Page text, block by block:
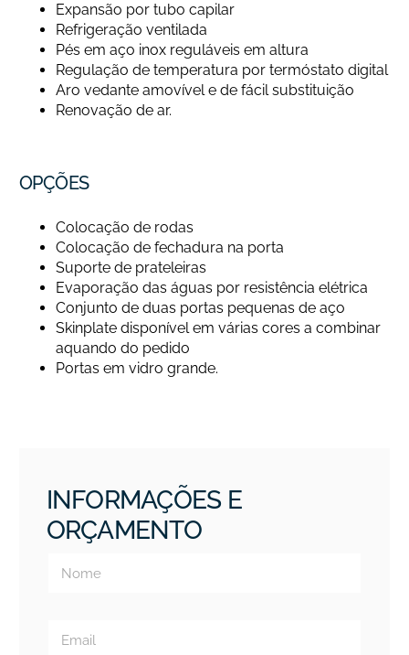
Expansão por tubo capilar
Refrigeração ventilada
Pés em aço inox reguláveis em altura
Regulação de temperatura por termóstato digital
Aro vedante amovível e de fácil substituição
Renovação de ar.
OPÇÕES
Colocação de rodas
Colocação de fechadura na porta
Suporte de prateleiras
Evaporação das águas por resistência elétrica
Conjunto de duas portas pequenas de aço
Skinplate disponível em várias cores a combinar
aquando do pedido
Portas em vidro grande.
INFORMAÇÕES E
ORÇAMENTO